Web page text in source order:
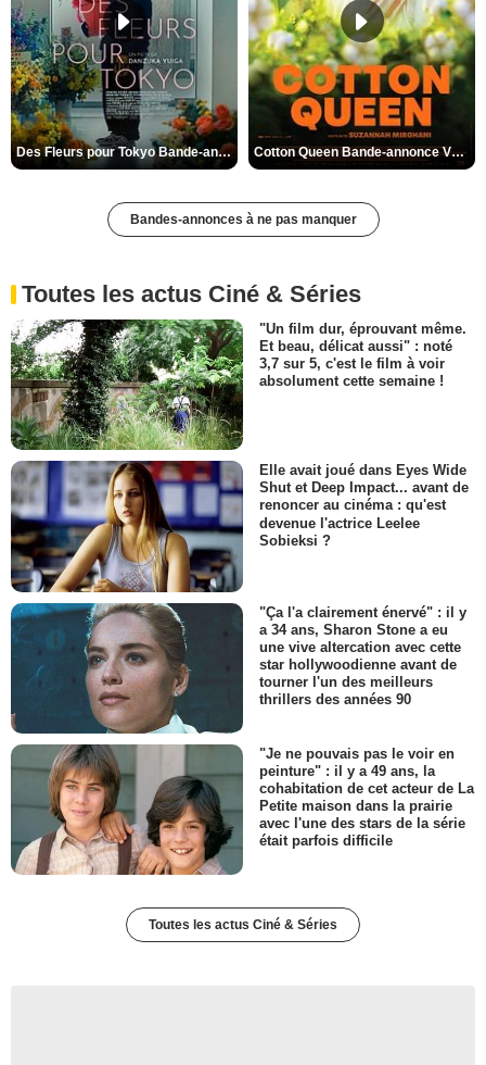
Des Fleurs pour Tokyo Bande-annonce VO STFR Cotton Queen Bande-annonce VO STFR
Bandes-annonces à ne pas manquer
Toutes les actus Ciné & Séries
"Un film dur, éprouvant même.
Et beau, délicat aussi" : noté
3,7 sur 5, c'est le film à voir
absolument cette semaine !
Elle avait joué dans Eyes Wide
Shut et Deep Impact... avant de
renoncer au cinéma : qu'est
devenue l'actrice Leelee
Sobieksi ?
"Ça l'a clairement énervé" : il y
a 34 ans, Sharon Stone a eu
une vive altercation avec cette
star hollywoodienne avant de
tourner l'un des meilleurs
thrillers des années 90
"Je ne pouvais pas le voir en
peinture" : il y a 49 ans, la
cohabitation de cet acteur de La
Petite maison dans la prairie
avec l'une des stars de la série
était parfois difficile
Toutes les actus Ciné & Séries